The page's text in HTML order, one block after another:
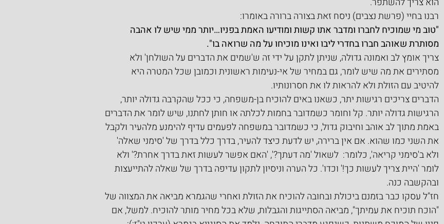
רבנו בחיי (פרשת נצבים) ניסח זאת בצורה ברורה באומרו:
"טוב מי שמוכיח לחברו ומדבר אתו קשות ומודיעו האמת בפניו…יותר ממי שיש לו אהבה
מסותרת שאוהב חברו בחדרי ליבו ואינו מוכיחו על מה שרואה בו".
צריך אומץ לב ואמונה גדולה, שניתן לתקן על ידי זה ש'שמים את הדברים על השולחן' ולא
מסתירים את מה שיש לומר, גם במחיר של אי-נעימות ראשונית וכמובן שכל המטרה היא
להיטיב עם הזולת ולא להראות לו את חסרונותיו.
הדברים צריכים רגישות יתר, כשאנו באים להוכיח בן-משפחה, כי ככל שהקרבה גדולה יותר,
הרגישות גדולה יותר. קל וחומר כשמדובר בחמות לכלתה או חותן לחתנו, שיש לומר את הדברים
באמת מתוך לב אוהב וחיבוק גדול, כי כשמדובר במשפחה לפעמים עדיף להימנע מלהעיר ולקבל
את השני כמו שהוא. אם אין ברירה, יש לדעת כיצד להעיר, בדרך כלל בדרך של 'סימני שאלה'
ולא ב'סימני קריאה', כלומר:  לשאול 'מה דעתך?', 'האם אפשר לעשות זאת בדרך אחרת?' ולא
לומר 'היית צריך לעשות כך!' וכדו'. כל הערה וניסיון לתקון עדיפה בדרך של שאלה להתייעצות
ובהקשבה כנה.
חז"ל עסקו כבר בזמנם ביכולת ובחובה להוכיח את הזולת ואחרי שהגמרא מביאה את המצווה של
"הוכח תוכיח את עמיתך", מביאה הסתייגות והגבלות, שלא בכל מחיר מותר להוכיח. למשל, אם